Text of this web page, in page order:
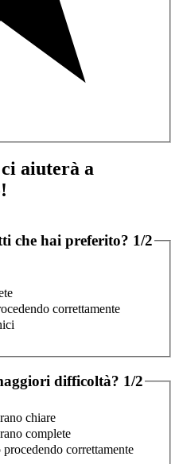
aiuterà a
che hai preferito? 1/2
correttamente
difficoltà? 1/2
chiare
complete
correttamente